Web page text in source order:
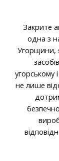
Закрите
одна з
Угорщини,
угорському
не лише